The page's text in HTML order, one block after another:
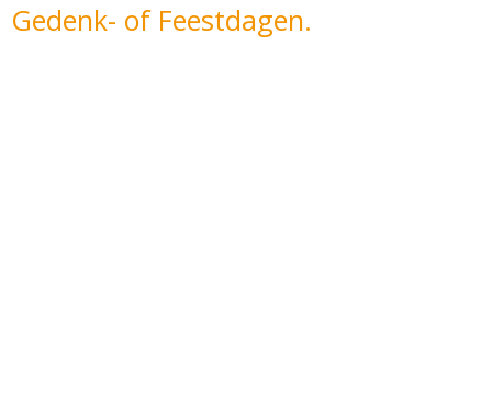
Gedenk- of Feestdagen.